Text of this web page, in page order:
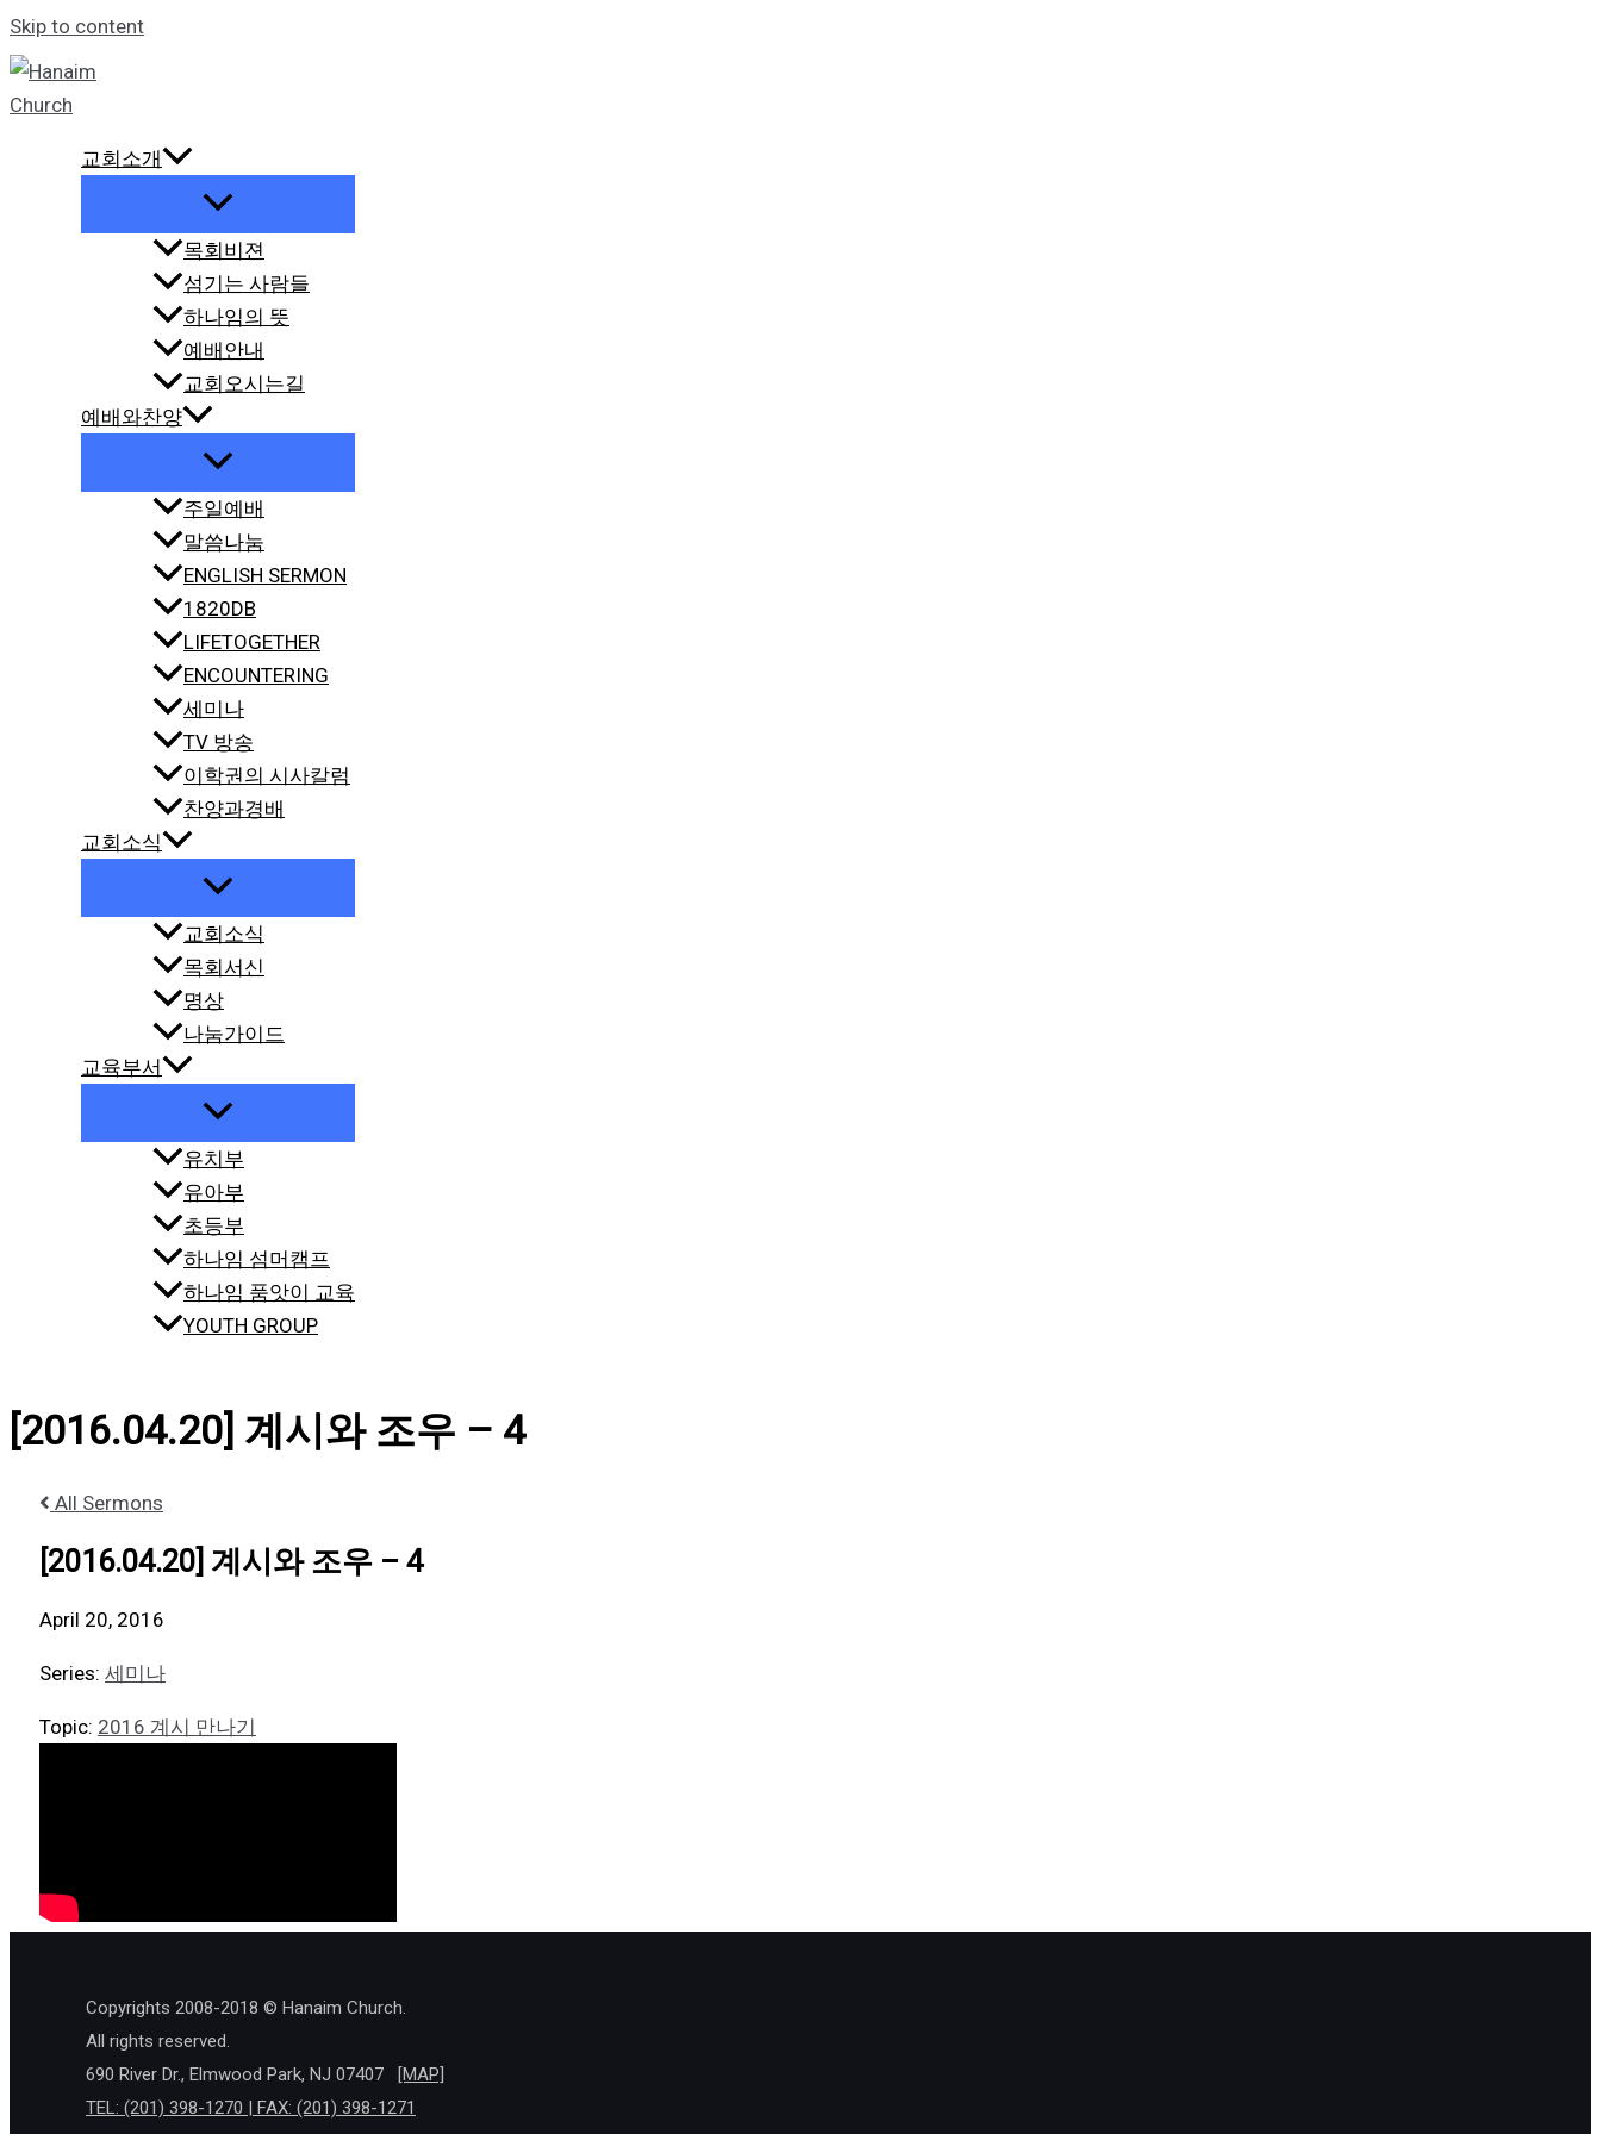
Skip to content
교회소개
목회비젼
섬기는 사람들
하나임의 뜻
예배안내
교회오시는길
예배와찬양
주일예배
말씀나눔
ENGLISH SERMON
1820DB
LIFETOGETHER
ENCOUNTERING
세미나
TV 방송
이학권의 시사칼럼
찬양과경배
교회소식
교회소식
목회서신
명상
나눔가이드
교육부서
유치부
유아부
초등부
하나임 섬머캠프
하나임 품앗이 교육
YOUTH GROUP
[2016.04.20] 계시와 조우 – 4
All Sermons
[2016.04.20] 계시와 조우 – 4
April 20, 2016
Series: 세미나
Topic: 2016 계시 만나기
Copyrights 2008-2018 © Hanaim Church.
All rights reserved.
690 River Dr., Elmwood Park, NJ 07407
[MAP]
TEL: (201) 398-1270 | FAX: (201) 398-1271